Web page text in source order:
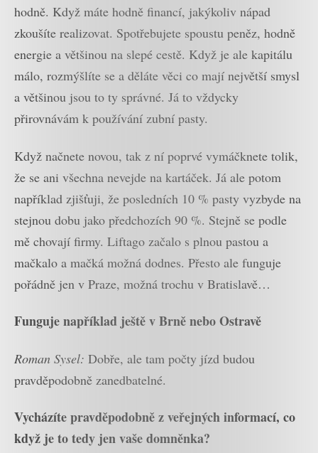
hodně. Když máte hodně financí, jakýkoliv nápad
zkoušíte realizovat. Spotřebujete spoustu peněz, hodně
energie a většinou na slepé cestě. Když je ale kapitálu
málo, rozmýšlíte se a děláte věci co mají největší smysl
a většinou jsou to ty správné. Já to vždycky
přirovnávám k používání zubní pasty.
Když načnete novou, tak z ní poprvé vymáčknete tolik,
že se ani všechna nevejde na kartáček. Já ale potom
například zjišťuji, že posledních 10 % pasty vyzbyde na
stejnou dobu jako předchozích 90 %. Stejně se podle
mě chovají firmy. Liftago začalo s plnou pastou a
mačkalo a mačká možná dodnes. Přesto ale funguje
pořádně jen v Praze, možná trochu v Bratislavě…
Funguje například ještě v Brně nebo Ostravě
Roman Sysel: Dobře, ale tam počty jízd budou
pravděpodobně zanedbatelné.
Vycházíte pravděpodobně z veřejných informací, co
když je to tedy jen vaše domněnka?